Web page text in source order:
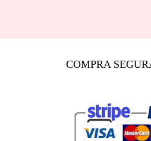
COMPRA